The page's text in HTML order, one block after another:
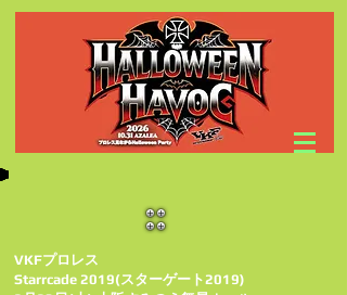
VKFプロレス
Starrcade 2019(スターゲート2019)